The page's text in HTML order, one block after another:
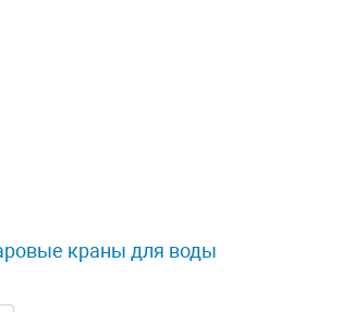
краны для воды